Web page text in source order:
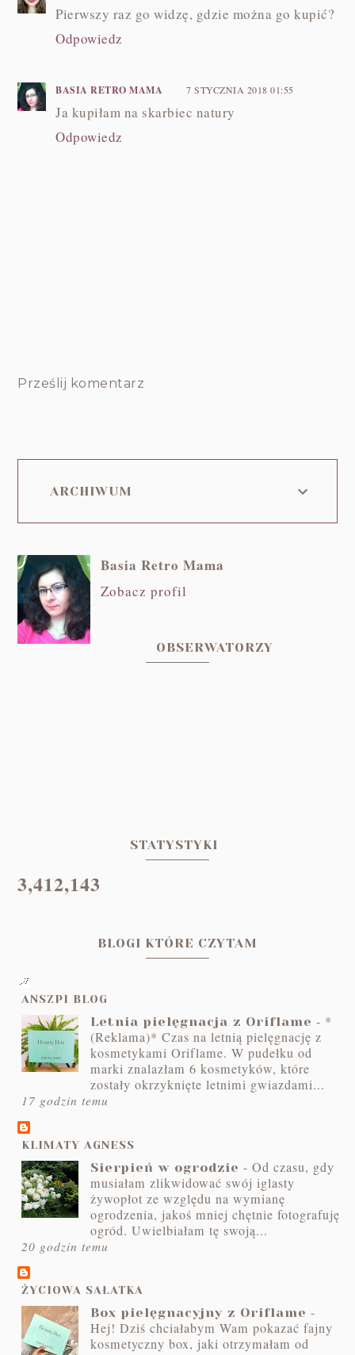
Pierwszy raz go widzę, gdzie można go kupić?
Odpowiedz
BASIA RETRO MAMA 7 STYCZNIA 2018 01:55
Ja kupiłam na skarbiec natury
Odpowiedz
Prześlij komentarz
ARCHIWUM
Basia Retro Mama
Zobacz profil
OBSERWATORZY
STATYSTYKI
3,412,143
BLOGI KTÓRE CZYTAM
ANSZPI BLOG
Letnia pielęgnacja z Oriflame - *
(Reklama)* Czas na letnią pielęgnację z
kosmetykami Oriflame. W pudełku od
marki znalazłam 6 kosmetyków, które
zostały okrzyknięte letnimi gwiazdami...
17 godzin temu
KLIMATY AGNESS
Sierpień w ogrodzie -Od czasu, gdy
musiałam zlikwidować swój iglasty
żywopłot ze względu na wymianę
ogrodzenia, jakoś mniej chętnie fotografuję
ogród. Uwielbiałam tę swoją...
20 godzin temu
ŻYCIOWA SAŁATKA
Box pielęgnacyjny z Oriflame -
Hej! Dziś chciałabym Wam pokazać fajny
kosmetyczny box, jaki otrzymałam od